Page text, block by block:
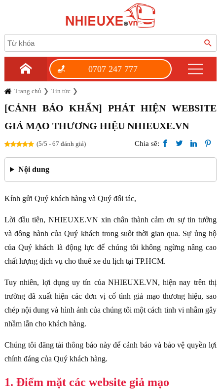
0707 247 777
Trang chủ Tin tức
[CẢNH BÁO KHẨN] PHÁT HIỆN WEBSITE
GIẢ MẠO THƯƠNG HIỆU NHIEUXE.VN
(5/5 - 67 đánh giá) Chia sẽ:
Nội dung
Kính gửi Quý khách hàng và Quý đối tác,
Lời đầu tiên, NHIEUXE.VN xin chân thành cảm ơn sự tin tưởng
và đồng hành của Quý khách trong suốt thời gian qua. Sự ủng hộ
của Quý khách là động lực để chúng tôi không ngừng nâng cao
chất lượng dịch vụ cho thuê xe du lịch tại TP.HCM.
Tuy nhiên, lợi dụng uy tín của NHIEUXE.VN, hiện nay trên thị
trường đã xuất hiện các đơn vị cố tình giả mạo thương hiệu, sao
chép nội dung và hình ảnh của chúng tôi một cách tinh vi nhằm gây
nhầm lẫn cho khách hàng.
Chúng tôi đăng tải thông báo này để cảnh báo và bảo vệ quyền lợi
chính đáng của Quý khách hàng.
1. Điểm mặt các website giả mạo